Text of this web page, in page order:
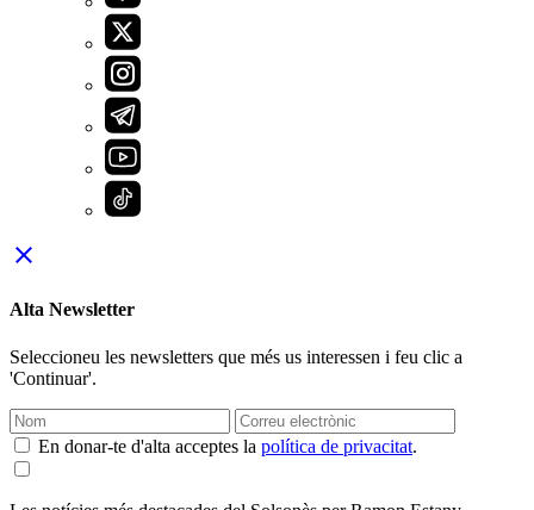
close
Alta Newsletter
Seleccioneu les newsletters que més us interessen i feu clic a
'Continuar'.
En donar-te d'alta acceptes la política de privacitat.